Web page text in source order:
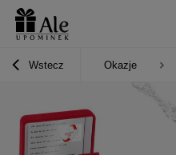
Wstecz Okazje